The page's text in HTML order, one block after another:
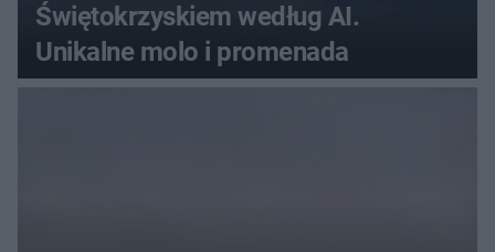
Świętokrzyskiem według AI.
Unikalne molo i promenada